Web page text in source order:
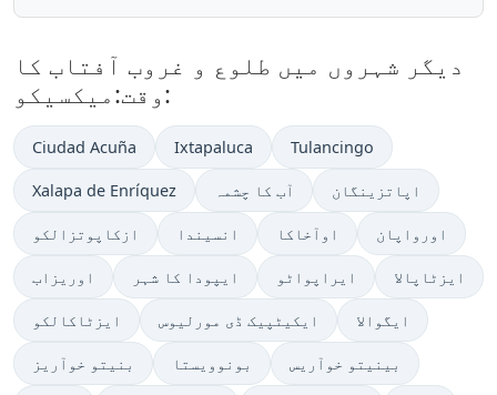
دیگر شہروں میں طلوع و غروب آفتاب کا
وقت:میکسیکو:
Ciudad Acuña Ixtapaluca Tulancingo
Xalapa de Enríquez آب کا چشمہ اپاتزینگان
ازکاپوتزالکو انسیندا اوآخاکا اورواپان
اوریزاب ایپودا کا شہر ایراپواٹو ایزٹاپالا
ایزٹاکالکو ایکیٹپیک ڈی مورلیوس ایگوالا
بنیتو خوآریز بونوویستا بینیتو خوآریس